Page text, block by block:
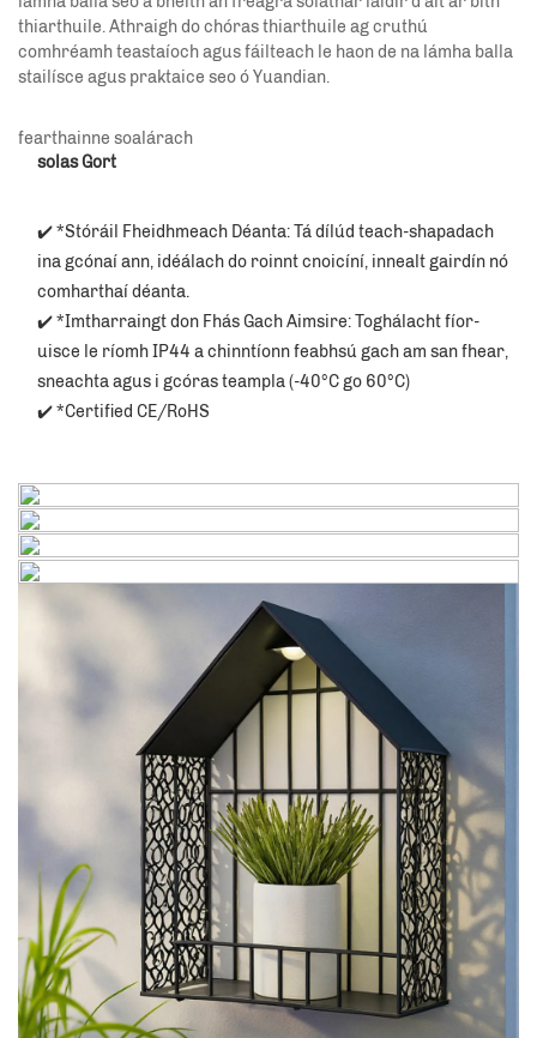
thiarthuile. Athraigh do chóras thiarthuile ag cruthú
comhréamh teastaíoch agus fáilteach le haon de na lámha balla
stailísce agus praktaice seo ó Yuandian.
fearthainne soalárach
solas Gort
✔️ *Stóráil Fheidhmeach Déanta: Tá dílúd teach-shapadach
ina gcónaí ann, idéálach do roinnt cnoicíní, innealt gairdín nó
comharthaí déanta.
✔️ *Imtharraingt don Fhás Gach Aimsire: Toghálacht fíor-
uisce le ríomh IP44 a chinntíonn feabhsú gach am san fhear,
sneachta agus i gcóras teampla (-40°C go 60°C)
✔️ *Certified CE/RoHS